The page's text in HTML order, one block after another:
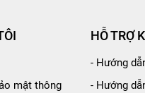
mật thông
HỖ TRỢ
- Hướng
- Hướng